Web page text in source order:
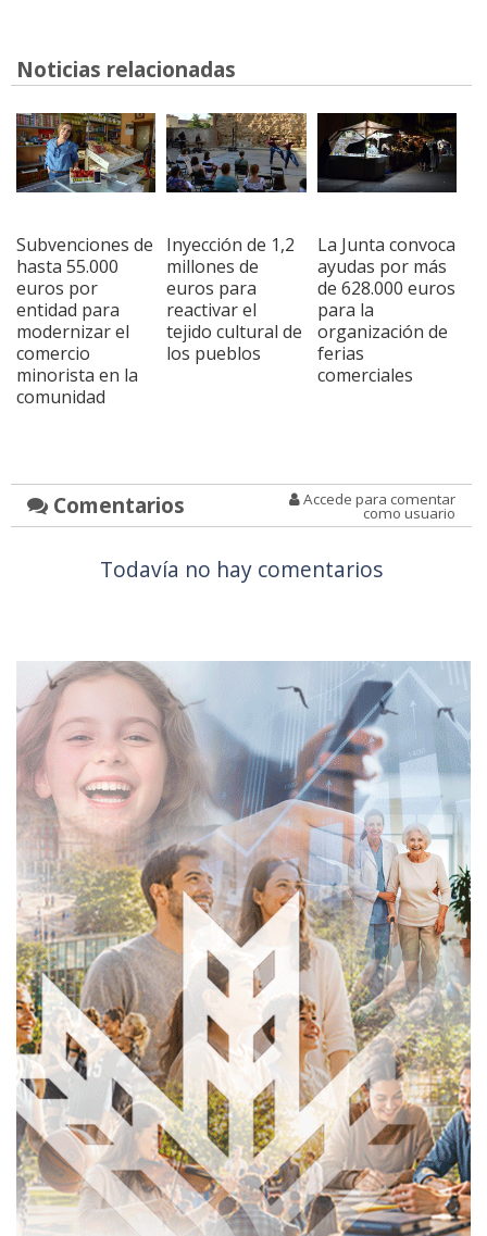
Noticias relacionadas
Subvenciones de
hasta 55.000
euros por
entidad para
modernizar el
comercio
minorista en la
comunidad
Inyección de 1,2
millones de
euros para
reactivar el
tejido cultural de
los pueblos
La Junta convoca
ayudas por más
de 628.000 euros
para la
organización de
ferias
comerciales
Comentarios Accede para comentar
como usuario
Todavía no hay comentarios